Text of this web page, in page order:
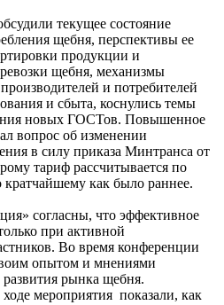
текущее состояние
щебня, перспективы ее
продукции и
щебня, механизмы
и потребителей
и сбыта, коснулись темы
новых ГОСТов. Повышенное
вопрос об изменении
в силу приказа Минтранса от
тариф рассчитывается по
как было раннее.
согласны, что эффективное
при активной
Во время конференции
опытом и мнениями
рынка щебня.
мероприятия показали, как